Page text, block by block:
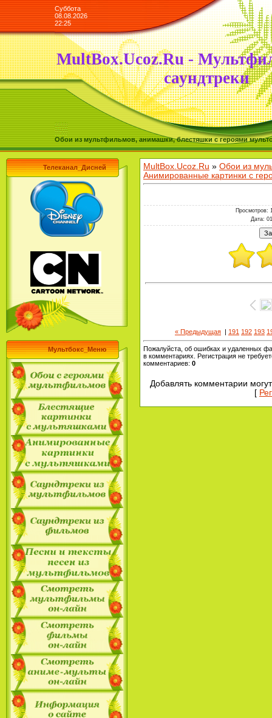
Суббота
08.08.2026
22:25
MultBox.Ucoz.Ru -
саундтреки
Обои из мультфильмов, анимашки, блестяшки с героями
Телеканал_Дисней
Мультбокс_Меню
MultBox.Ucoz.Ru » Обои из
Анимированные картинки с
Просмотров:
Дата:
« Предыдущая | 191 192 193
Пожалуйста, об ошибках и удаленных
в комментариях. Регистрация не
комментариев: 0
Добавлять комментарии
[